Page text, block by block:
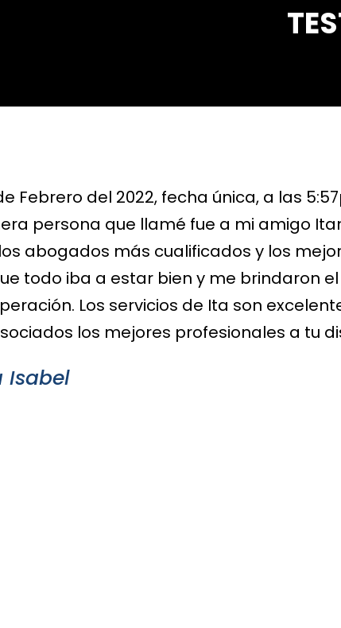
Febrero del 2022, fecha única, a las
persona que llamé fue a mi amigo
abogados más cualificados y los
todo iba a estar bien y me brindaron
Los servicios de Ita son
los mejores profesionales a tu
Isabel